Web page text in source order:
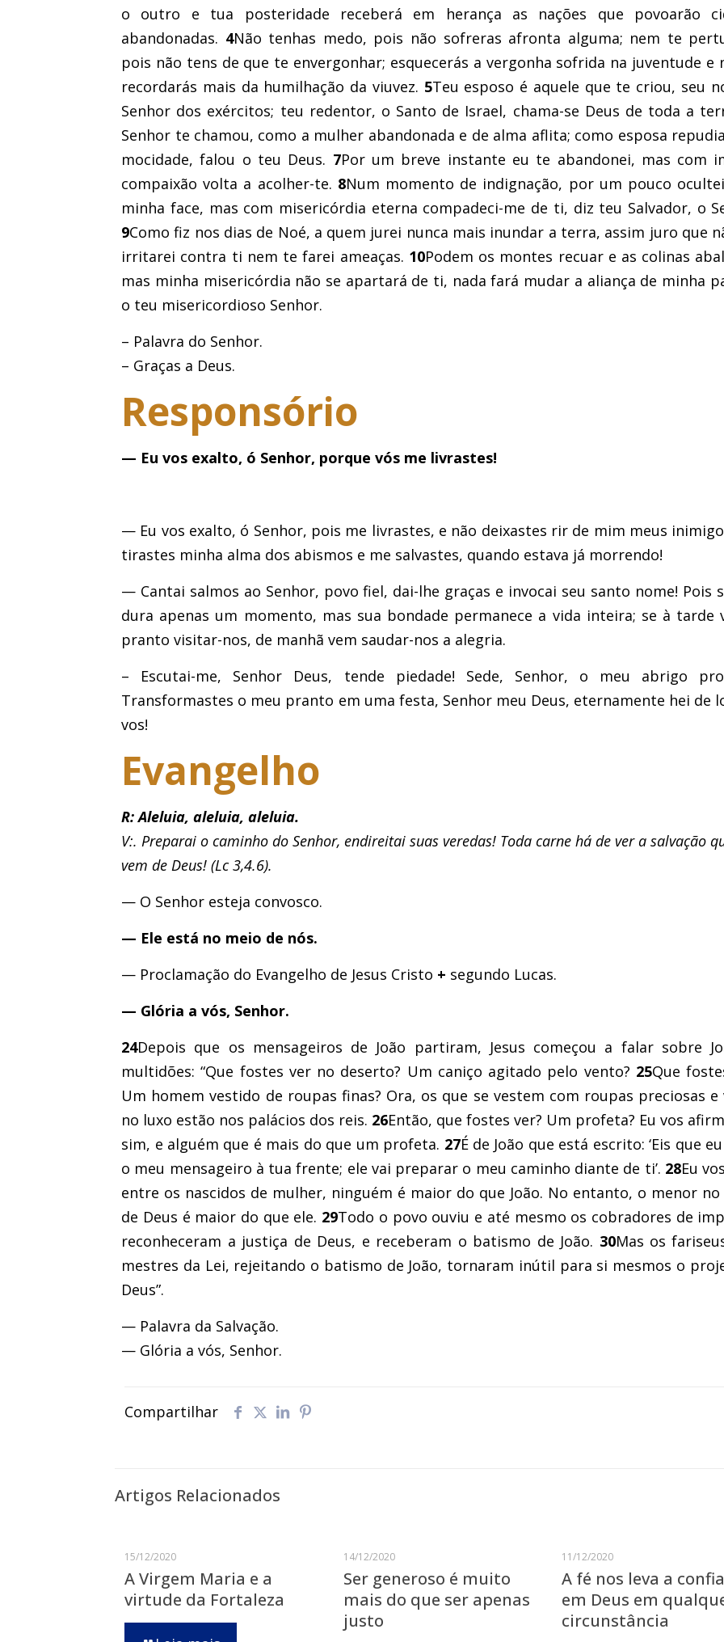
o outro e tua posteridade receberá em herança as nações que povoarão
abandonadas. 4Não tenhas medo, pois não sofreras afronta alguma; nem te
pois não tens de que te envergonhar; esquecerás a vergonha sofrida na juventude e
recordarás mais da humilhação da viuvez. 5Teu esposo é aquele que te criou, seu
Senhor dos exércitos; teu redentor, o Santo de Israel, chama-se Deus de toda a
Senhor te chamou, como a mulher abandonada e de alma aflita; como esposa
mocidade, falou o teu Deus. 7Por um breve instante eu te abandonei, mas com
compaixão volta a acolher-te. 8Num momento de indignação, por um pouco
minha face, mas com misericórdia eterna compadeci-me de ti, diz teu Salvador, o
9Como fiz nos dias de Noé, a quem jurei nunca mais inundar a terra, assim juro que
irritarei contra ti nem te farei ameaças. 10Podem os montes recuar e as colinas
mas minha misericórdia não se apartará de ti, nada fará mudar a aliança de minha
o teu misericordioso Senhor.
– Palavra do Senhor.
– Graças a Deus.
Responsório
— Eu vos exalto, ó Senhor, porque vós me livrastes!
— Eu vos exalto, ó Senhor, pois me livrastes, e não deixastes rir de mim meus
tirastes minha alma dos abismos e me salvastes, quando estava já morrendo!
— Cantai salmos ao Senhor, povo fiel, dai-lhe graças e invocai seu santo nome! Pois
dura apenas um momento, mas sua bondade permanece a vida inteira; se à tarde
pranto visitar-nos, de manhã vem saudar-nos a alegria.
– Escutai-me, Senhor Deus, tende piedade! Sede, Senhor, o meu abrigo
Transformastes o meu pranto em uma festa, Senhor meu Deus, eternamente hei de
vos!
Evangelho
R: Aleluia, aleluia, aleluia.
V:. Preparai o caminho do Senhor, endireitai suas veredas! Toda carne há de ver a salvação
vem de Deus! (Lc 3,4.6).
— O Senhor esteja convosco.
— Ele está no meio de nós.
— Proclamação do Evangelho de Jesus Cristo + segundo Lucas.
— Glória a vós, Senhor.
24Depois que os mensageiros de João partiram, Jesus começou a falar sobre
multidões: “Que fostes ver no deserto? Um caniço agitado pelo vento? 25Que
Um homem vestido de roupas finas? Ora, os que se vestem com roupas preciosas e
no luxo estão nos palácios dos reis. 26Então, que fostes ver? Um profeta? Eu vos
sim, e alguém que é mais do que um profeta. 27É de João que está escrito: ‘Eis que
o meu mensageiro à tua frente; ele vai preparar o meu caminho diante de ti’. 28Eu
entre os nascidos de mulher, ninguém é maior do que João. No entanto, o menor no
de Deus é maior do que ele. 29Todo o povo ouviu e até mesmo os cobradores de
reconheceram a justiça de Deus, e receberam o batismo de João. 30Mas os
mestres da Lei, rejeitando o batismo de João, tornaram inútil para si mesmos o
Deus”.
— Palavra da Salvação.
— Glória a vós, Senhor.
Compartilhar
Artigos Relacionados
15/12/2020
A Virgem Maria e a
virtude da Fortaleza
14/12/2020
Ser generoso é muito
mais do que ser apenas
justo
11/12/2020
A fé nos leva a
em Deus em
circunstância